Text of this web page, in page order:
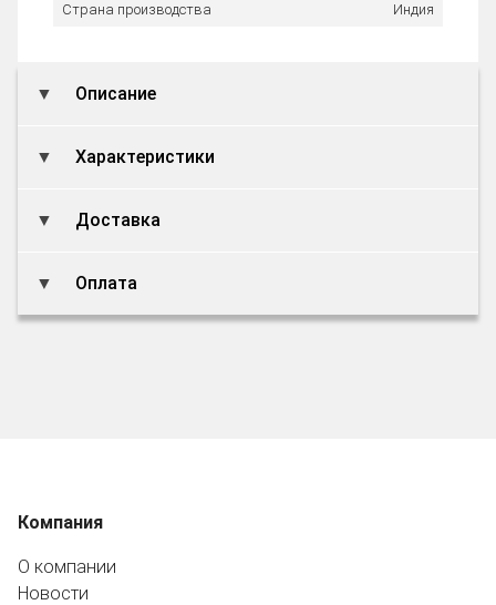
Страна производства Индия
Описание
Характеристики
Доставка
Оплата
Компания
О компании
Новости